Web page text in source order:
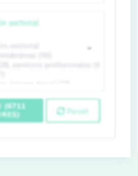
sectorial
(6711
Reset